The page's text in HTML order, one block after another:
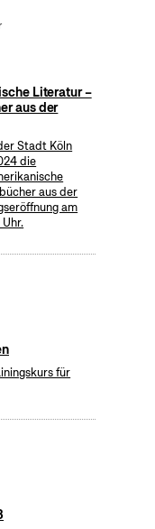
Literatur –
aus der
Stadt Köln
die
aus der
am
für